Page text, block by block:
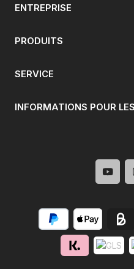
ENTREPRISE
PRODUITS
SERVICE
INFORMATIONS POUR